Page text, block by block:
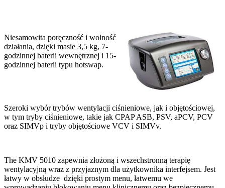
Niesamowita poręczność i wolność
działania, dzięki masie 3,5 kg, 7-
godzinnej baterii wewnętrznej i 15-
godzinnej baterii typu hotswap.
Szeroki wybór trybów wentylacji ciśnieniowe, jak i objętościowej,
w tym tryby ciśnieniowe, takie jak CPAP ASB, PSV, aPCV, PCV
oraz SIMVp i tryby objętościowe VCV i SIMVv.
The KMV 5010 zapewnia złożoną i wszechstronną terapię
wentylacyjną wraz z przyjaznym dla użytkownika interfejsem. Jest
łatwy w obsłudze dzięki prostym menu, łatwemu we